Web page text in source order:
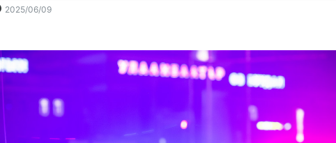
2025/06/092025-
16:10:53
2026-
06:42:12